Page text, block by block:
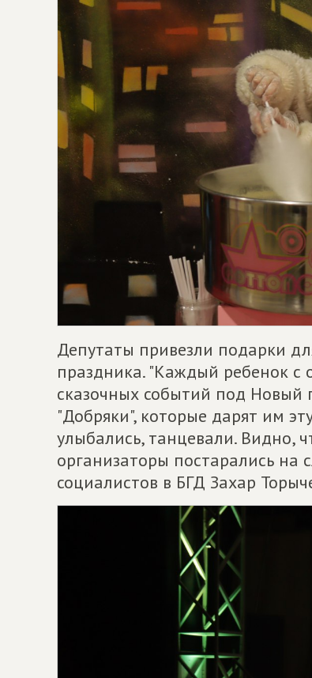
Депутаты привезли подарки
праздника. "Каждый ребенок
сказочных событий под Новый
"Добряки", которые дарят им
улыбались, танцевали. Видно,
организаторы постарались на
социалистов в БГД Захар